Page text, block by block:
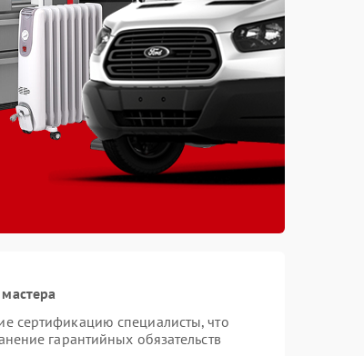
сертификацию специалисты, что
гарантийных обязательств